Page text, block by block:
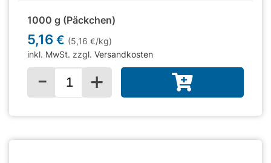
1000 g (Päckchen)
5,16 € (5,16 €/kg)
inkl. MwSt. zzgl. Versandkosten
- +